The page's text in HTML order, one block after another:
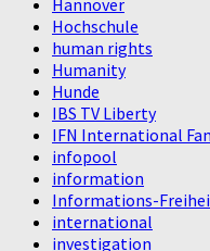
Hannover
Hochschule
human rights
Humanity
Hunde
IBS TV Liberty
IFN International
infopool
information
Informations-
international
investigation